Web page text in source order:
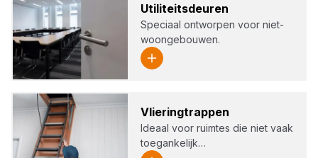
Uti­li­teits­deu­ren
Speciaal ontworpen voor niet-
woongebouwen.
Vlie­ring­trap­pen
Ideaal voor ruimtes die niet vaak
toegankelijk…